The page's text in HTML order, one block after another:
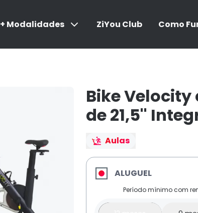
+ Modalidades ZiYou Club Como
Bike
de 21,5''
Aulas
ALUGUEL
Período mínimo com